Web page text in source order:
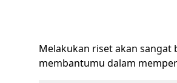
Melakukan riset akan
membantumu dalam